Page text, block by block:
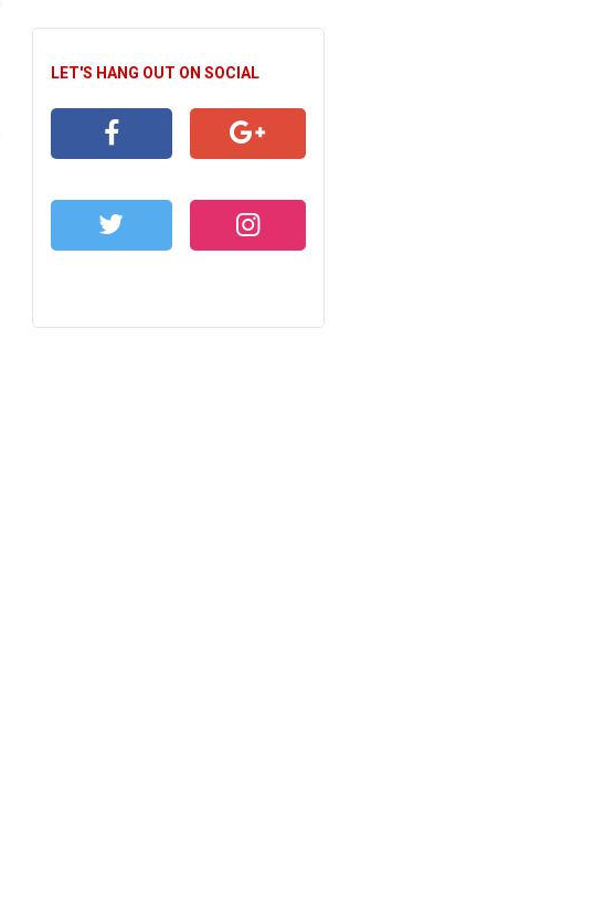
LET'S HANG OUT ON SOCIAL